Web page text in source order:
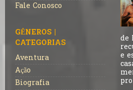
Fale Conosco
GÊNEROS |
CATEGORIAS
Aventura
Ação
Biografia
de
e